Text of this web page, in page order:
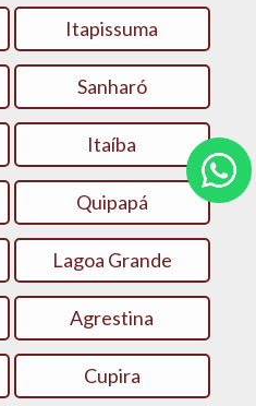
Itapissuma
Sanharó
Itaíba
Quipapá
Lagoa Grande
Agrestina
Cupira